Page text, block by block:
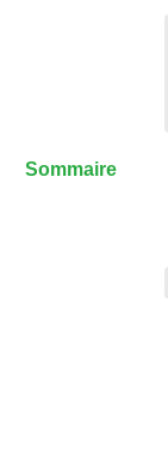
Sommaire